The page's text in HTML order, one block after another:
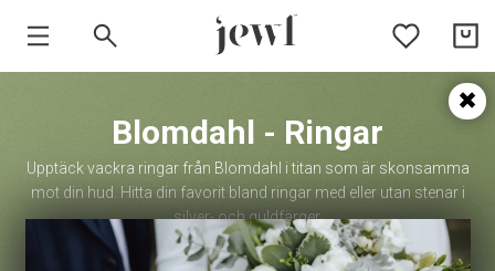
SMYCKEN
Blomdahl - Ringar
Upptäck vackra ringar från Blomdahl i titan som är skonsamma
mot din hud. Hitta din favorit bland ringar med eller utan stenar i
silver- och guldfärger.